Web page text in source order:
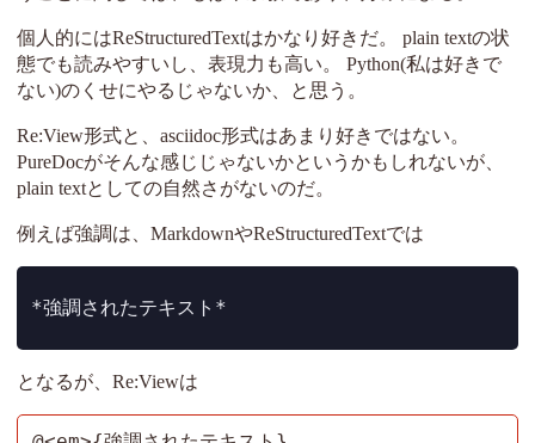
個人的にはReStructuredTextはかなり好きだ。 plain textの状
態でも読みやすいし、表現力も高い。 Python(私は好きで
ない)のくせにやるじゃないか、と思う。
Re:View形式と、asciidoc形式はあまり好きではない。
PureDocがそんな感じじゃないかというかもしれないが、
plain textとしての自然さがないのだ。
例えば強調は、MarkdownやReStructuredTextでは
*強調されたテキスト*
となるが、Re:Viewは